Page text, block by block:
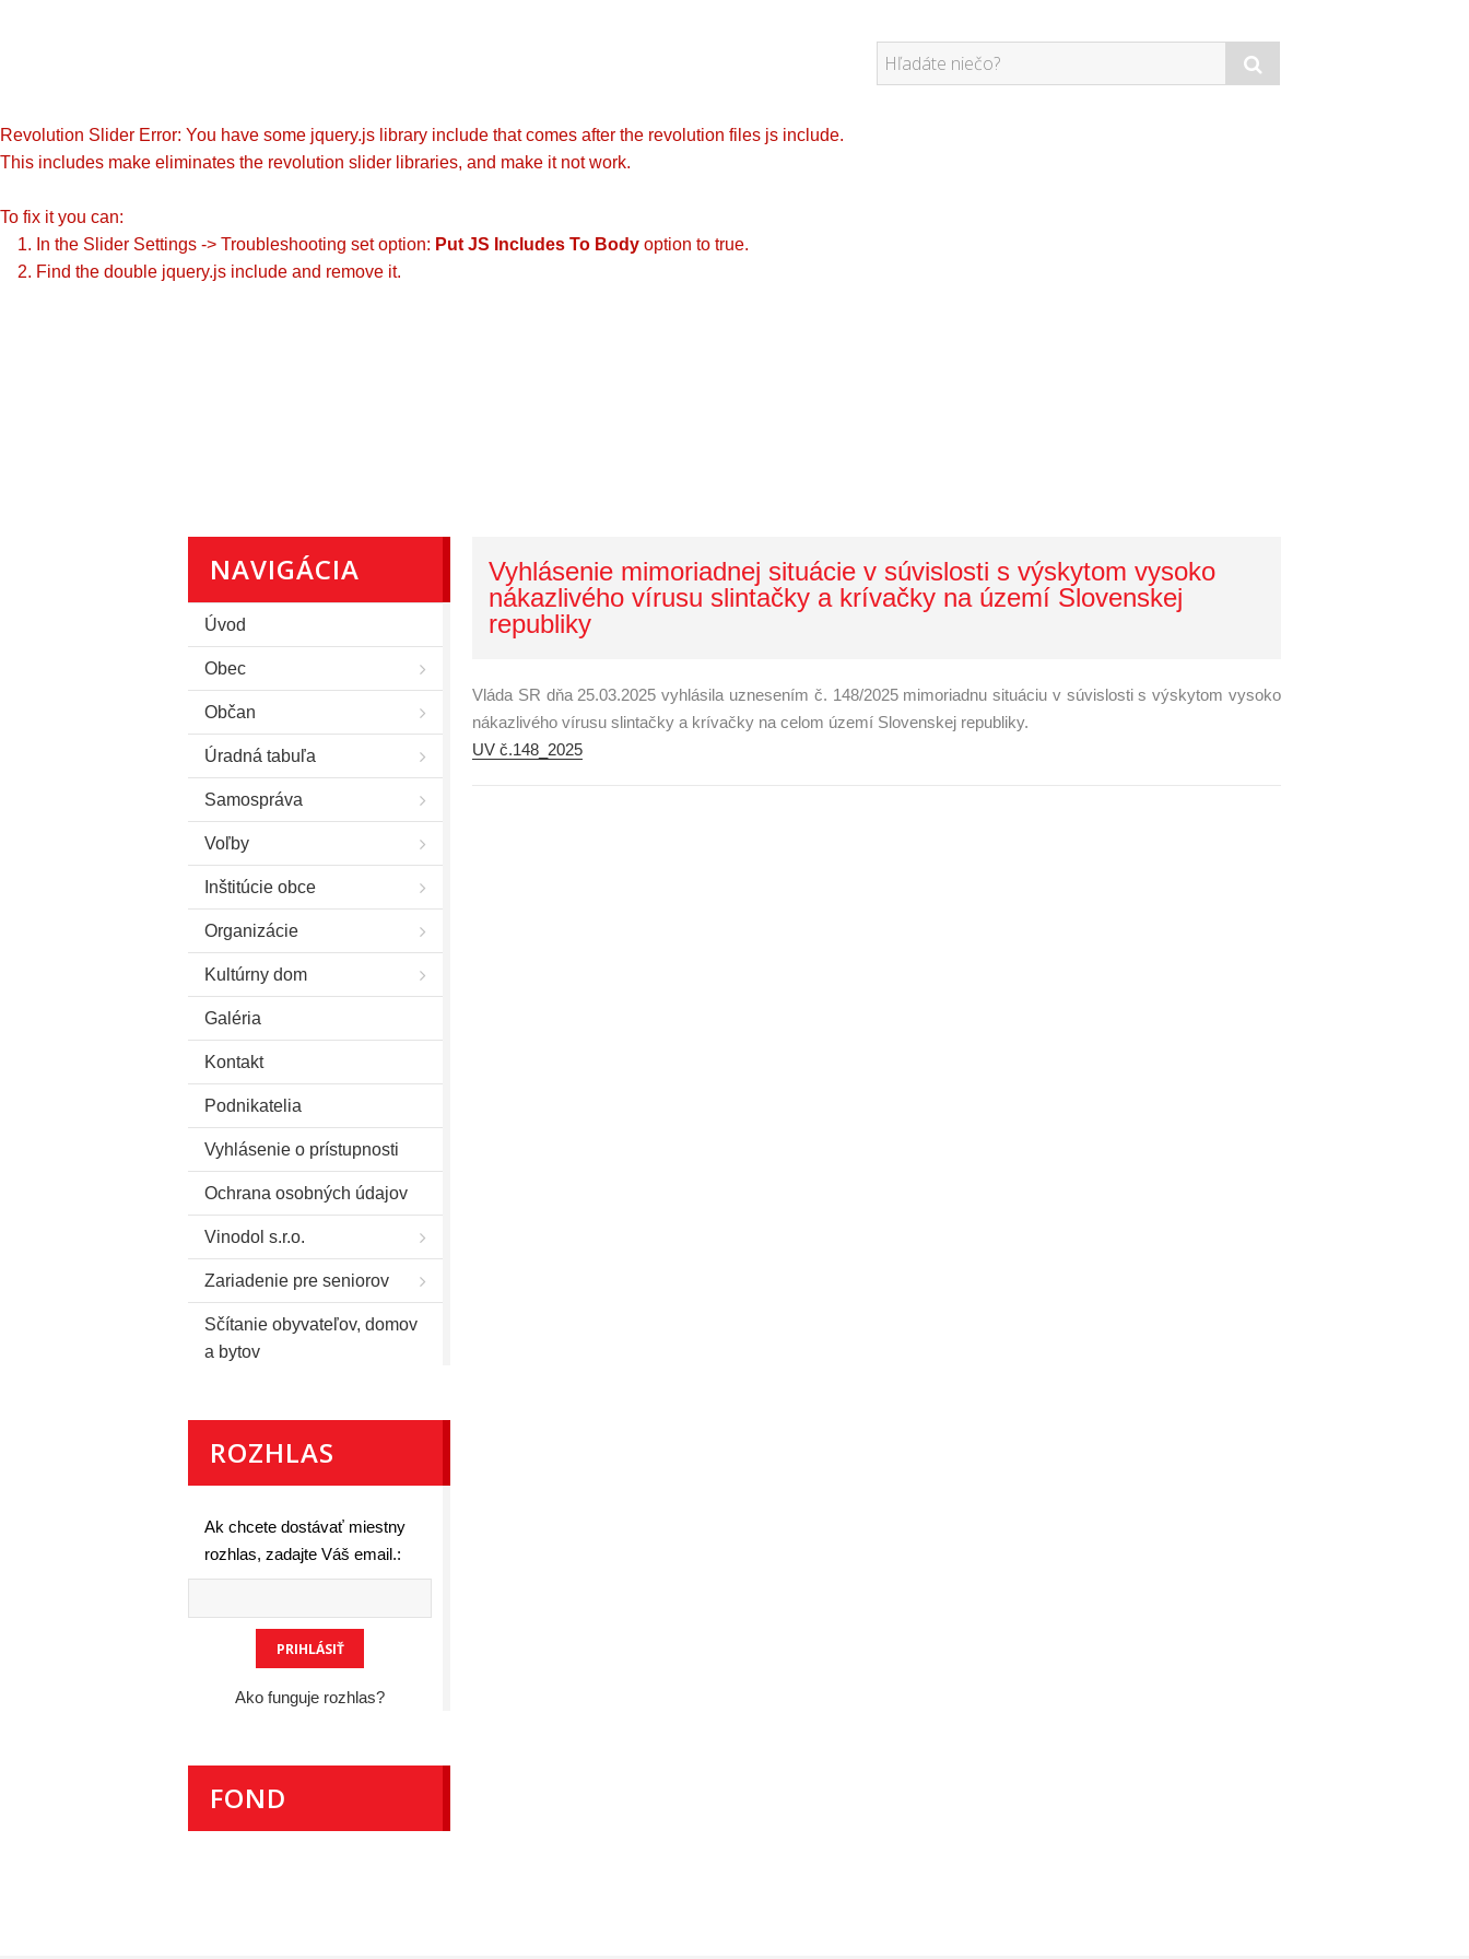
Revolution Slider Error: You have some jquery.js library include that comes after the revolution files js include.
This includes make eliminates the revolution slider libraries, and make it not work.
To fix it you can:
1. In the Slider Settings -> Troubleshooting set option: Put JS Includes To Body option to true.
2. Find the double jquery.js include and remove it.
NAVIGÁCIA
Úvod
Obec
Občan
Úradná tabuľa
Samospráva
Voľby
Inštitúcie obce
Organizácie
Kultúrny dom
Galéria
Kontakt
Podnikatelia
Vyhlásenie o prístupnosti
Ochrana osobných údajov
Vinodol s.r.o.
Zariadenie pre seniorov
Sčítanie obyvateľov, domov
a bytov
ROZHLAS
Ak chcete dostávať miestny
rozhlas, zadajte Váš email.:
Ako funguje rozhlas?
FOND
Vyhlásenie mimoriadnej situácie v súvislosti s výskytom vysoko
nákazlivého vírusu slintačky a krívačky na území Slovenskej
republiky
Vláda SR dňa 25.03.2025 vyhlásila uznesením č. 148/2025 mimoriadnu situáciu v súvislosti s výskytom vysoko
nákazlivého vírusu slintačky a krívačky na celom území Slovenskej republiky.
UV č.148_2025